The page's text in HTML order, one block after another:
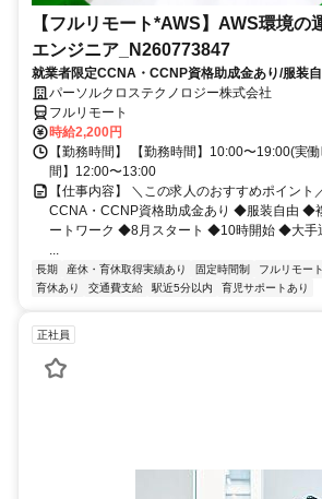
【フルリモート*AWS】AWS環境の
エンジニア_N260773847
就業者限定CCNA・CCNP資格助成金あり/服装
モートワーク/8月スタート/10時開始/大手通信事
パーソルクロステクノロジー株式会社
フルリモート
時給2,200円
【勤務時間】 【勤務時間】10:00〜19:00(実
間】12:00〜13:00
【仕事内容】 ＼この求人のおすすめポイン
CCNA・CCNP資格助成金あり ◆服装自由 ◆
ートワーク ◆8月スタート ◆10時開始 ◆大手
長期 産休・育休取得実績あり 固定時間制 フルリモート
育休あり
交通費支給 駅近5分以内 育児サポートあり
正社員